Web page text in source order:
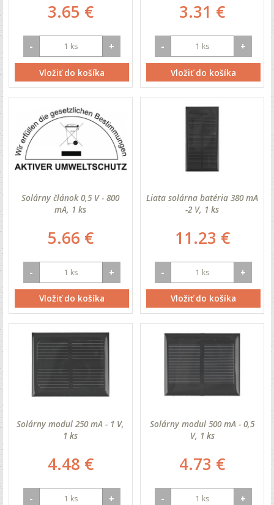
3.65 €
- +
Vložiť do košíka
3.31 €
- +
Vložiť do košíka
Solárny článok 0,5 V - 800
mA, 1 ks
5.66 €
- +
Vložiť do košíka
Liata solárna batéria 380 mA
-2 V, 1 ks
11.23 €
- +
Vložiť do košíka
Solárny modul 250 mA - 1 V,
1 ks
4.48 €
- +
Solárny modul 500 mA - 0,5
V, 1 ks
4.73 €
- +